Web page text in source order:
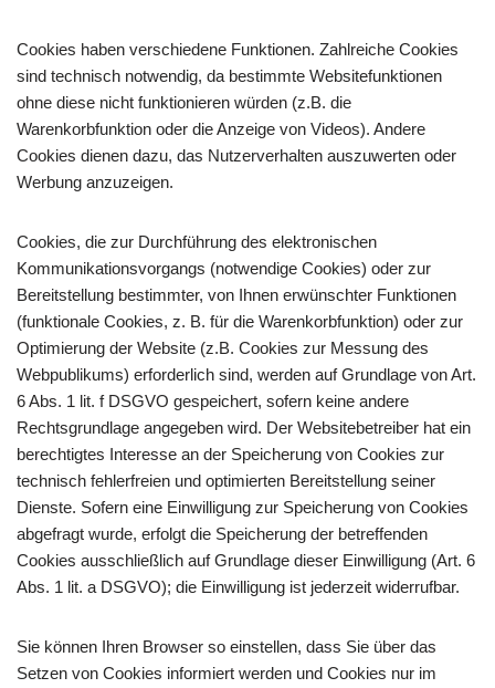
Cookies haben verschiedene Funktionen. Zahlreiche Cookies
sind technisch notwendig, da bestimmte Websitefunktionen
ohne diese nicht funktionieren würden (z.B. die
Warenkorbfunktion oder die Anzeige von Videos). Andere
Cookies dienen dazu, das Nutzerverhalten auszuwerten oder
Werbung anzuzeigen.
Cookies, die zur Durchführung des elektronischen
Kommunikationsvorgangs (notwendige Cookies) oder zur
Bereitstellung bestimmter, von Ihnen erwünschter Funktionen
(funktionale Cookies, z. B. für die Warenkorbfunktion) oder zur
Optimierung der Website (z.B. Cookies zur Messung des
Webpublikums) erforderlich sind, werden auf Grundlage von Art.
6 Abs. 1 lit. f DSGVO gespeichert, sofern keine andere
Rechtsgrundlage angegeben wird. Der Websitebetreiber hat ein
berechtigtes Interesse an der Speicherung von Cookies zur
technisch fehlerfreien und optimierten Bereitstellung seiner
Dienste. Sofern eine Einwilligung zur Speicherung von Cookies
abgefragt wurde, erfolgt die Speicherung der betreffenden
Cookies ausschließlich auf Grundlage dieser Einwilligung (Art. 6
Abs. 1 lit. a DSGVO); die Einwilligung ist jederzeit widerrufbar.
Sie können Ihren Browser so einstellen, dass Sie über das
Setzen von Cookies informiert werden und Cookies nur im